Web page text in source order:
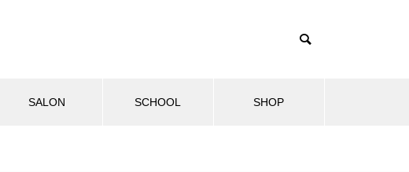
SALON SCHOOL SHOP